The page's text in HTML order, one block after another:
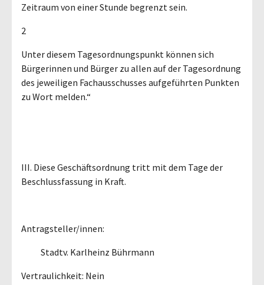
Zeitraum von einer Stunde begrenzt sein.
2
Unter diesem Tagesordnungspunkt können sich
Bürgerinnen und Bürger zu allen auf der Tagesordnung
des jeweiligen Fachausschusses aufgeführten Punkten
zu Wort melden.“
III. Diese Geschäftsordnung tritt mit dem Tage der
Beschlussfassung in Kraft.
Antragsteller/innen:
Stadtv. Karlheinz Bührmann
Vertraulichkeit: Nein